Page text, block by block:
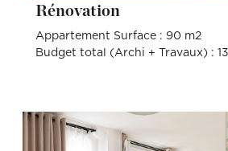
Rénovation
Appartement Surface : 90 m2
Budget total (Archi + Travaux) :